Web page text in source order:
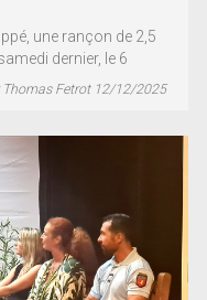
une rançon de 2,5
dernier, le 6
Thomas Fetrot 12/12/2025